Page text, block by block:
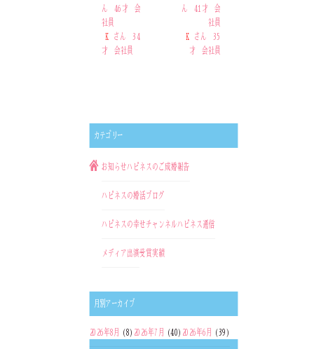
ん 46才 会
社員
K さん 34
才 会社員
ん 41才 会
社員
K さん 35
才 会社員
カテゴリー
お知らせハピネスのご成婚報告
ハピネスの婚活ブログ
ハピネスの幸せチャンネルハピネス通信
メディア出演受賞実績
月別アーカイブ
2026年8月 (8) 2026年7月 (40) 2026年6月 (39)